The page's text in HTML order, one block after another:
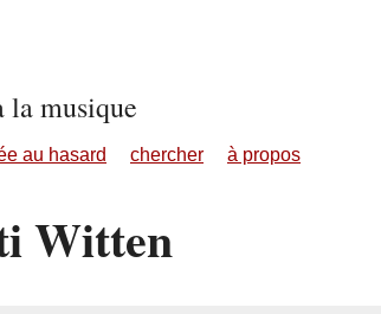
la musique
au hasard chercher à propos
Witten